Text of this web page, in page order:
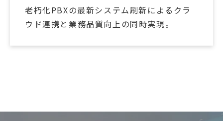
老朽化PBXの最新システム刷新によるクラ
ウド連携と業務品質向上の同時実現。